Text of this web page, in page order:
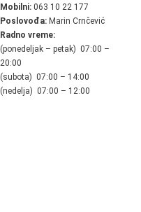
Mobilni: 063 10 22 177
Poslovođa: Marin Crnčević
Radno vreme:
(ponedeljak – petak) 07:00 –
20:00
(subota) 07:00 – 14:00
(nedelja) 07:00 – 12:00